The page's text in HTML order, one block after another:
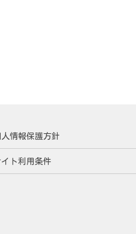
情報保護方針
ト利用条件